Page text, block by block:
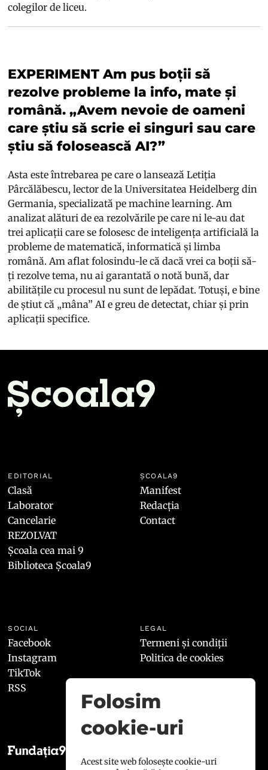
colegilor de liceu.
EXPERIMENT Am pus boții să
rezolve probleme la info, mate și
română. „Avem nevoie de oameni
care știu să scrie ei singuri sau care
știu să folosească AI?”
Asta este întrebarea pe care o lanseazăLetiția
Pârcălăbescu, lector de la Universitatea Heidelberg din
Germania, specializată pe machine learning. Am
analizat alături de ea rezolvările pe care ni le-au dat
trei aplicații care se folosesc de inteligența artificială la
probleme de matematică, informatică și limba
română. Am aflat folosindu-le că dacă vrei ca boții să-
ți rezolve tema, nu ai garantată o notă bună, dar
abilitățile cu procesul nu sunt de lepădat. Totuși, e bine
de știut că „mâna” AI e greu de detectat, chiar și prin
aplicații specifice.
EDITORIAL
Clasă
Laborator
Cancelarie
REZOLVAT
Școala cea mai 9
Biblioteca Școala9
ȘCOALA9
Manifest
Redacția
Contact
SOCIAL
Facebook
Instagram
TikTok
RSS
LEGAL
Termeni și condiții
Politica de cookies
Folosim
cookie-uri
Acest site web folosește cookie-uri